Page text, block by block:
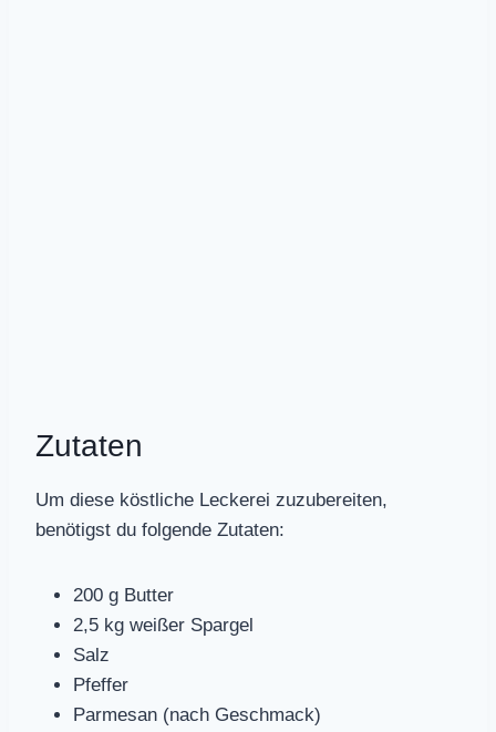
Zutaten
Um diese köstliche Leckerei zuzubereiten,
benötigst du folgende Zutaten:
200 g Butter
2,5 kg weißer Spargel
Salz
Pfeffer
Parmesan (nach Geschmack)